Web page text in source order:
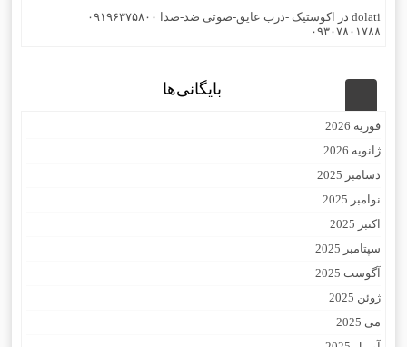
dolati در
اکوستیک -درب عایق-صوتی ضد-صدا ۰۹۱۹۶۳۷۵۸۰۰
۰۹۳۰۷۸۰۱۷۸۸
بایگانی‌ها
فوریه 2026
ژانویه 2026
دسامبر 2025
نوامبر 2025
اکتبر 2025
سپتامبر 2025
آگوست 2025
ژوئن 2025
می 2025